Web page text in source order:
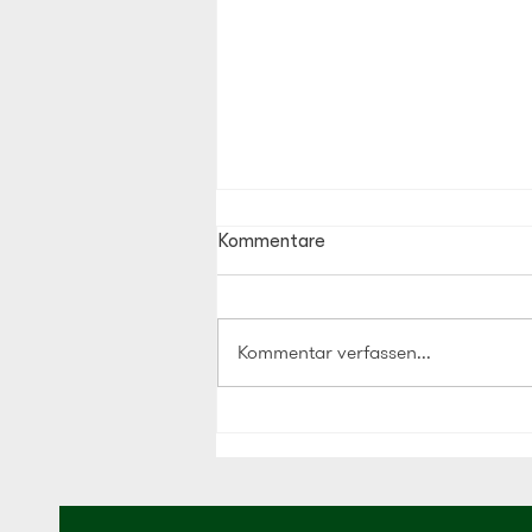
Jede Menge Liebe
Kommentare
Kommentar verfassen...